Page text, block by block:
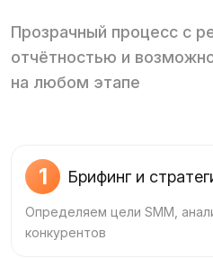
Прозрачный процесс с
отчётностью и
на любом этапе
1 Брифинг и
Определяем цели SMM,
конкурентов